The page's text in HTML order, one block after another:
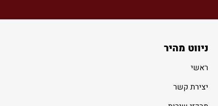
ניווט מהיר
ראשי
יצירת קשר